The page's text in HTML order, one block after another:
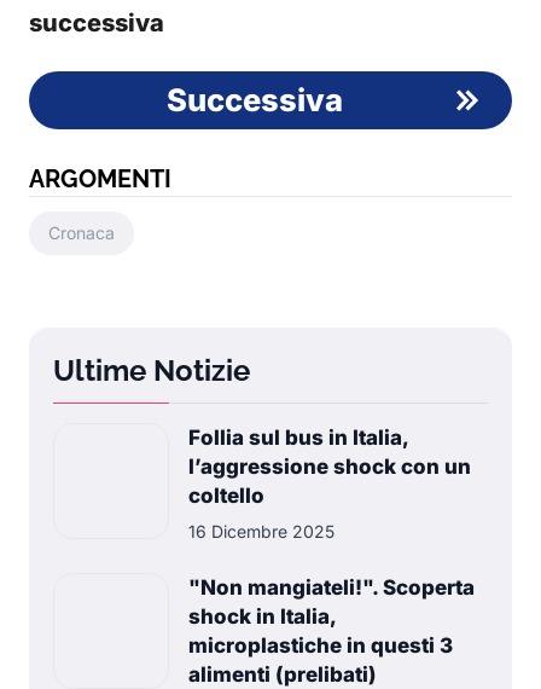
successiva
Successiva
ARGOMENTI
Cronaca
Ultime Notizie
Follia sul bus in Italia,
l’aggressione shock con un
coltello
16 Dicembre 2025
"Non mangiateli!". Scoperta
shock in Italia,
microplastiche in questi 3
alimenti (prelibati)